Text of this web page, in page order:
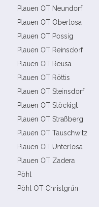
Plauen OT Neundorf
Plauen OT Oberlosa
Plauen OT Possig
Plauen OT Reinsdorf
Plauen OT Reusa
Plauen OT Röttis
Plauen OT Steinsdorf
Plauen OT Stöckigt
Plauen OT Straßberg
Plauen OT Tauschwitz
Plauen OT Unterlosa
Plauen OT Zadera
Pöhl
Pöhl OT Christgrün